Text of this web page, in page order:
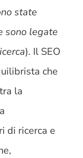
state
sono legate
). Il SEO
che
la
di ricerca e